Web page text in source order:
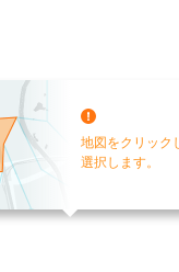
地図をクリック
選択します。